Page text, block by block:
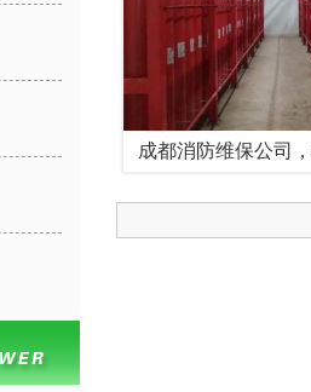
成都消防维保公司